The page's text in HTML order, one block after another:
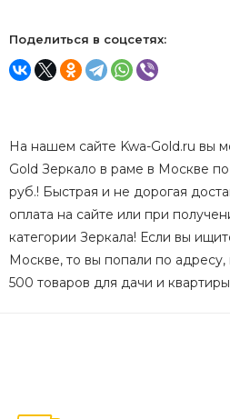
Поделиться в соцсетях:
На нашем сайте Kwa-Gold.ru вы
Gold Зеркало в раме в Москве
руб.! Быстрая и не дорогая
оплата на сайте или при
категории Зеркала! Если вы
Москве, то вы попали по
500 товаров для дачи и